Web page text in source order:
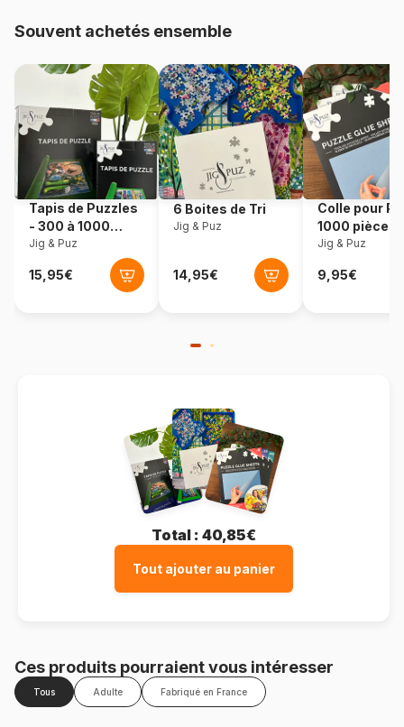
Référence Gold-Puzzle-61307
EAN 8699375061307
Nombre de pièces 1000 pièces
Dimensions 68 x 48 cm
Souvent achetés ensemble
Tapis de Puzzles
- 300 à 1000
pièces
Jig & Puz
6 Boites de Tri
Jig & Puz
Colle pour
1000 pièces
Jig & Puz
Total : 40,85€
Tout ajouter au panier
Ces produits pourraient vous intéresser
Tous Adulte Fabriqué en France